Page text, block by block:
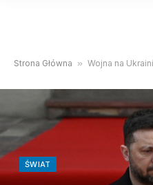
Strona Główna » Wojna na Ukrainie.
ŚWIAT